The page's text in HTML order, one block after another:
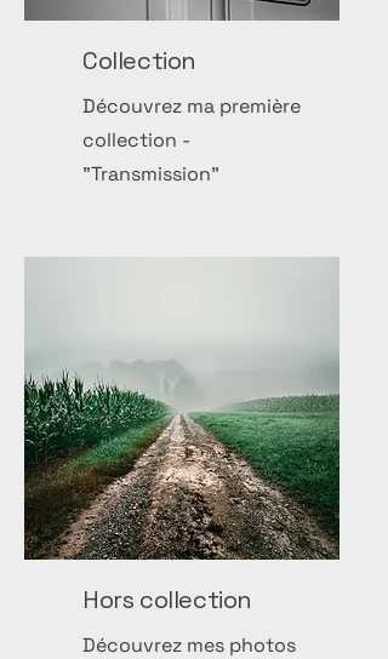
Collection
Découvrez ma première
collection -
"Transmission"
Hors collection
Découvrez mes photos